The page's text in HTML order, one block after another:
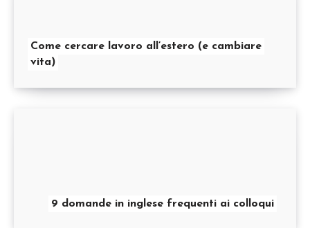
Come cercare lavoro all’estero (e cambiare
vita)
9 domande in inglese frequenti ai colloqui